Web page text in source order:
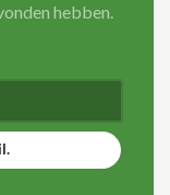
hebben.